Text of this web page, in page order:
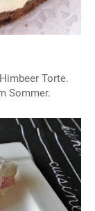
Torte.
Sommer.